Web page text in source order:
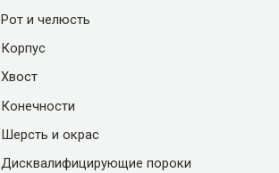
Рот и челюсть
Корпус
Хвост
Конечности
Шерсть и окрас
Дисквалифицирующие пороки